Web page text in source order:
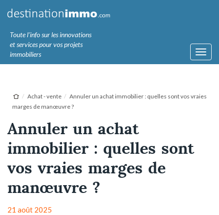
Toute l'info sur les innovations
et services pour vos projets
immobiliers
Achat - vente
Annuler un achat immobilier : quelles sont vos vraies
marges de manœuvre ?
Annuler un achat
immobilier : quelles sont
vos vraies marges de
manœuvre ?
21 août 2025